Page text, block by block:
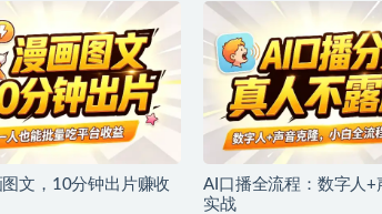
文，10分钟出片赚收
AI口播全流程：数字人+
实战